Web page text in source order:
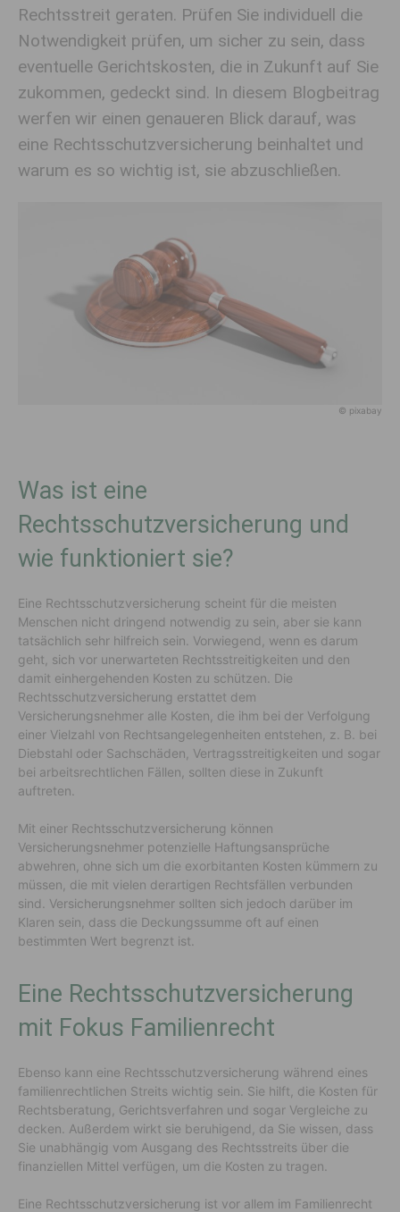
Rechtsstreit geraten. Prüfen Sie individuell die
Notwendigkeit prüfen, um sicher zu sein, dass
eventuelle Gerichtskosten, die in Zukunft auf Sie
zukommen, gedeckt sind. In diesem Blogbeitrag
werfen wir einen genaueren Blick darauf, was
eine Rechtsschutzversicherung beinhaltet und
warum es so wichtig ist, sie abzuschließen.
© pixabay
Was ist eine
Rechtsschutzversicherung und
wie funktioniert sie?
Eine Rechtsschutzversicherung scheint für die meisten
Menschen nicht dringend notwendig zu sein, aber sie kann
tatsächlich sehr hilfreich sein. Vorwiegend, wenn es darum
geht, sich vor unerwarteten Rechtsstreitigkeiten und den
damit einhergehenden Kosten zu schützen. Die
Rechtsschutzversicherung erstattet dem
Versicherungsnehmer alle Kosten, die ihm bei der Verfolgung
einer Vielzahl von Rechtsangelegenheiten entstehen, z. B. bei
Diebstahl oder Sachschäden, Vertragsstreitigkeiten und sogar
bei arbeitsrechtlichen Fällen, sollten diese in Zukunft
auftreten.
Mit einer Rechtsschutzversicherung können
Versicherungsnehmer potenzielle Haftungsansprüche
abwehren, ohne sich um die exorbitanten Kosten kümmern zu
müssen, die mit vielen derartigen Rechtsfällen verbunden
sind. Versicherungsnehmer sollten sich jedoch darüber im
Klaren sein, dass die Deckungssumme oft auf einen
bestimmten Wert begrenzt ist.
Eine Rechtsschutzversicherung
mit Fokus Familienrecht
Ebenso kann eine Rechtsschutzversicherung während eines
familienrechtlichen Streits wichtig sein. Sie hilft, die Kosten für
Rechtsberatung, Gerichtsverfahren und sogar Vergleiche zu
decken. Außerdem wirkt sie beruhigend, da Sie wissen, dass
Sie unabhängig vom Ausgang des Rechtsstreits über die
finanziellen Mittel verfügen, um die Kosten zu tragen.
Eine Rechtsschutzversicherung ist vor allem im Familienrecht